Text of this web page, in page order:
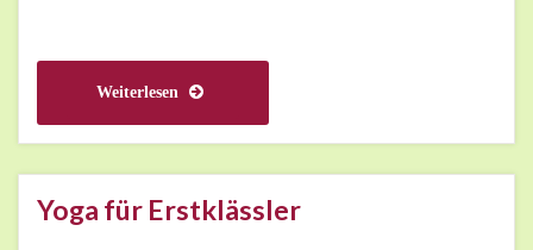
Weiterlesen
Yoga für Erstklässler